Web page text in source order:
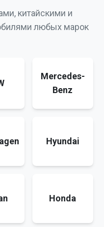
китайскими и
любых марок
Mercedes-
Benz
Hyundai
Honda